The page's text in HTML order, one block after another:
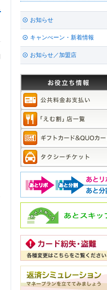
お知らせ
キャンぺーン・新着情報
お知らせ／加盟店